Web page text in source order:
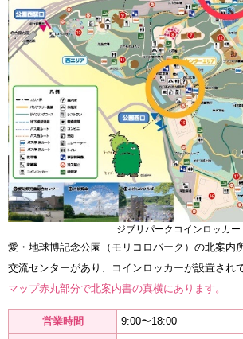
ジブリパークコインロッカー
愛・地球博記念公園（モリコロパーク）の北案内
交流センターがあり、コインロッカーが設置され
マップ赤丸部分で北案内書の真横にあります。
営業時間 9:00〜18:00